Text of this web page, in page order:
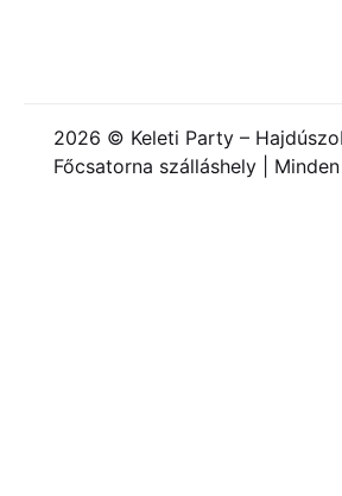
2026 © Keleti Party –
Főcsatorna szálláshely |